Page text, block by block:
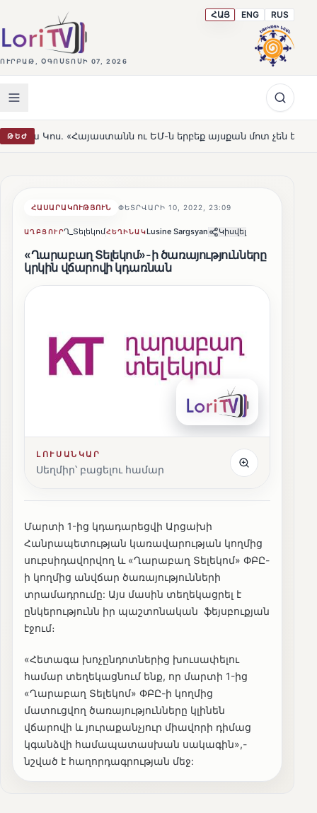
ՈՒՐԲԱԹ, ՕԳՈՍՏՈՍԻ 07, 2026
ՀԱՅ ENG RUS
ԹԵԺ ու ԵՄ-ն երբեք այսքան մոտ չեն եղել» HOT
ՀԱՍԱՐԱԿՈՒԹՅՈՒՆ ՓԵՏՐՎԱՐԻ 10, 2022, 23:09
ԱՂԲՅՈՒՐՂ_ՏելեկոմՀԵՂԻՆԱԿLusine Sargsyan Կիսվել
«Ղարաբաղ Տելեկոմ»-ի ծառայությունները
կրկին վճարովի կդառնան
ԼՈՒՍԱՆԿԱՐ
Սեղմիր՝ բացելու համար
Մարտի 1-ից կդադարեցվի Արցախի
Հանրապետության կառավարության կողմից
սուբսիդավորվող և «Ղարաբաղ Տելեկոմ» ՓԲԸ-
ի կողմից անվճար ծառայությունների
տրամադրումը: Այս մասին տեղեկացրել է
ընկերությունն իր պաշտոնական ֆեյսբուքյան
էջում։
«Հետագա խոչընդոտներից խուսափելու
համար տեղեկացնում ենք, որ մարտի 1-ից
«Ղարաբաղ Տելեկոմ» ՓԲԸ-ի կողմից
մատուցվող ծառայությունները կլինեն
վճարովի և յուրաքանչյուր միավորի դիմաց
կգանձվի համապատասխան սակագին»,-
նշված է հաղորդագրության մեջ: